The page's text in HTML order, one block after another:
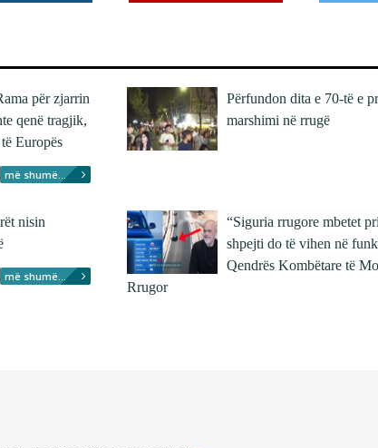
për zjarrin
qenë tragjik,
Europës
më shumë...
Përfundon dita e 70-të e
marshimi në rrugë
nisin
më shumë...
“Siguria rrugore mbetet
shpejti do të vihen në
Qendrës Kombëtare të
Rrugor